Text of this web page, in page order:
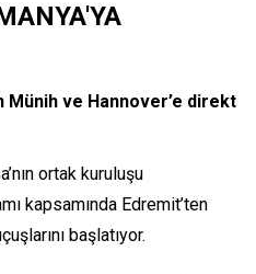
Münih ve Hannover’e direkt
ortak kuruluşu
kapsamında Edremit’ten
başlatıyor.